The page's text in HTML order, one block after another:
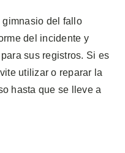
gimnasio del fallo
del incidente y
sus registros. Si es
utilizar o reparar la
hasta que se lleve a